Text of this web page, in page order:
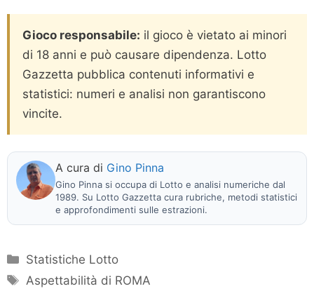
Gioco responsabile: il gioco è vietato ai minori
di 18 anni e può causare dipendenza. Lotto
Gazzetta pubblica contenuti informativi e
statistici: numeri e analisi non garantiscono
vincite.
A cura di Gino Pinna
Gino Pinna si occupa di Lotto e analisi numeriche dal
1989. Su Lotto Gazzetta cura rubriche, metodi statistici
e approfondimenti sulle estrazioni.
Categorie
Statistiche Lotto
Tag
Aspettabilità di ROMA